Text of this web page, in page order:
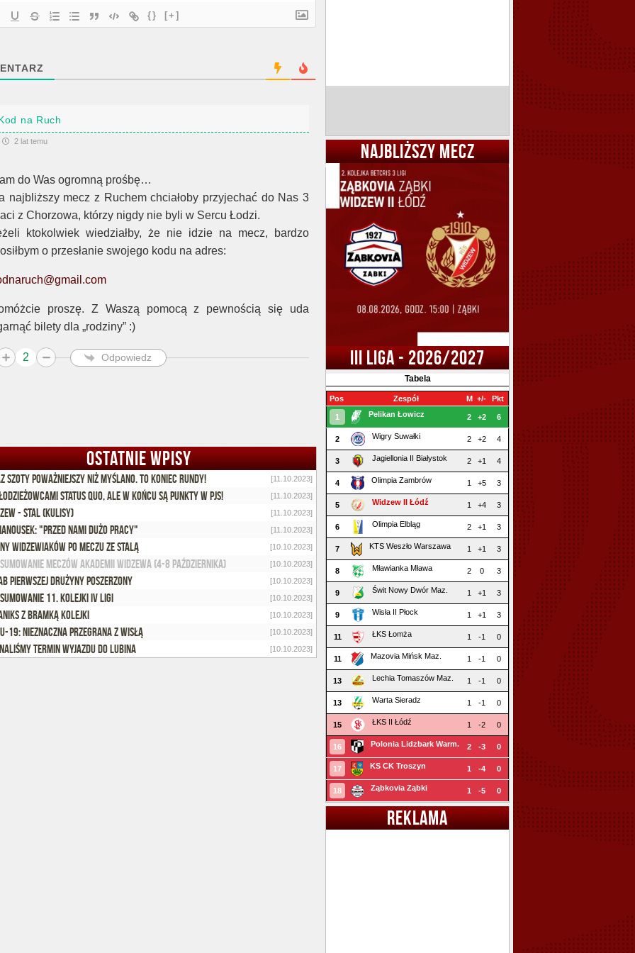
{} [+]
na Ruch
2 lat temu
do Was ogromną prośbę…
najbliższy mecz z Ruchem chciałoby przyjechać do Nas 3
z Chorzowa, którzy nigdy nie byli w Sercu Łodzi.
ktokolwiek wiedziałby, że nie idzie na mecz, bardzo
o przesłanie swojego kodu na adres:
proszę. Z Waszą pomocą z pewnością się uda
bilety dla „rodziny” :)
2 Odpowiedz
OSTATNIE WPISY
Szoty poważniejszy niż myślano. To koniec rundy! [11.10.2023]
status quo, ale w końcu są punkty w PJS! [11.10.2023]
- Stal (kulisy) [11.10.2023]
"Przed nami dużo pracy" [11.10.2023]
widzewiaków po meczu ze Stalą [10.10.2023]
meczów Akademii Widzewa (4-8 października) [10.10.2023]
pierwszej drużyny poszerzony [10.10.2023]
11. kolejki IV ligi [10.10.2023]
z bramką kolejki [10.10.2023]
U-19: Nieznaczna przegrana z Wisłą [10.10.2023]
termin wyjazdu do Lubina [10.10.2023]
NAJBLIŻSZY MECZ
III LIGA - 2026/2027
Tabela
Pos Zespół M +/- Pkt
1 Pelikan Łowicz 2 +2 6
2 Wigry Suwałki 2 +2 4
3 Jagiellonia II Białystok 2 +1 4
4 Olimpia Zambrów 1 +5 3
5 Widzew II Łódź 1 +4 3
6 Olimpia Elbląg 2 +1 3
7 KTS Weszło Warszawa 1 +1 3
8 Mławianka Mława 2 0 3
9 Świt Nowy Dwór Maz. 1 +1 3
9 Wisła II Płock 1 +1 3
11 ŁKS Łomża 1 -1 0
11 Mazovia Mińsk Maz. 1 -1 0
13 Lechia Tomaszów Maz. 1 -1 0
13 Warta Sieradz 1 -1 0
15 ŁKS II Łódź 1 -2 0
16 Polonia Lidzbark Warm. 2 -3 0
17 KS CK Troszyn 1 -4 0
18 Ząbkovia Ząbki 1 -5 0
REKLAMA